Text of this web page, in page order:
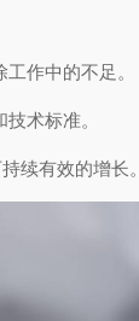
作中的不足。
术标准。
续有效的增长。